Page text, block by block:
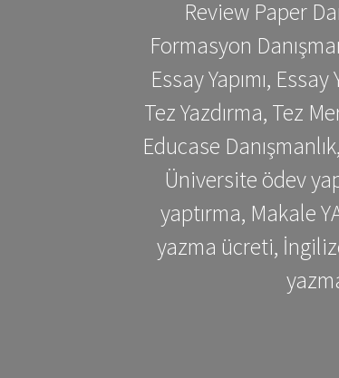
Review Paper
Formasyon
Essay Yapımı,
Tez Yazdırma, Tez
Educase
Üniversite ödev
yaptırma, Makale
yazma ücreti,